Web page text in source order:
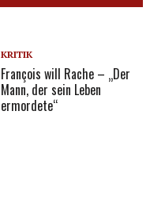
KRITIK
François will Rache – „Der
Mann, der sein Leben
ermordete“